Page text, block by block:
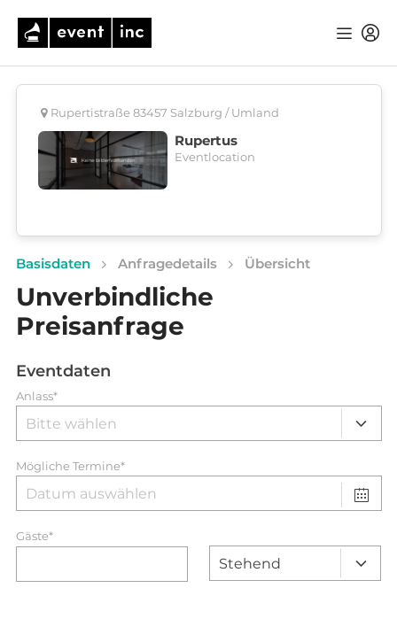
Rupertistraße 83457 Salzburg / Umland
Rupertus
Eventlocation
Basisdaten Anfragedetails Übersicht
Unverbindliche
Preisanfrage
Eventdaten
Anlass*
Mögliche Termine*
Gäste*